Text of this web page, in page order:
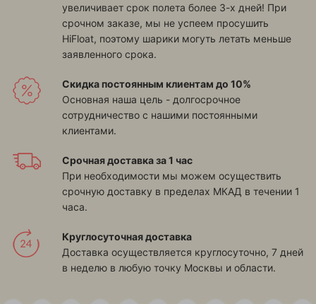
увеличивает срок полета более 3-х дней! При
срочном заказе, мы не успеем просушить
HiFloat, поэтому шарики могуть летать меньше
заявленного срока.
Скидка постоянным клиентам до 10%
Основная наша цель - долгосрочное
сотрудничество с нашими постоянными
клиентами.
Срочная доставка за 1 час
При необходимости мы можем осуществить
срочную доставку в пределах МКАД в течении 1
часа.
Круглосуточная доставка
Доставка осуществляется круглосуточно, 7 дней
в неделю в любую точку Москвы и области.